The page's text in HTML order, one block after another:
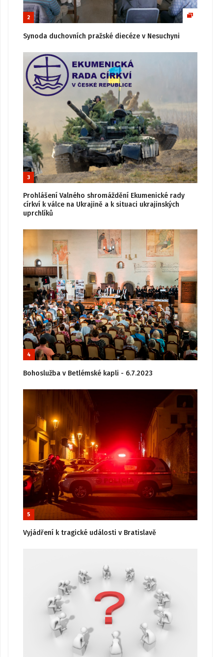
2
Synoda duchovních pražské diecéze v Nesuchyni
3
Prohlášení Valného shromáždění Ekumenické rady
církví k válce na Ukrajině a k situaci ukrajinských
uprchlíků
4
Bohoslužba v Betlémské kapli - 6.7.2023
5
Vyjádření k tragické události v Bratislavě